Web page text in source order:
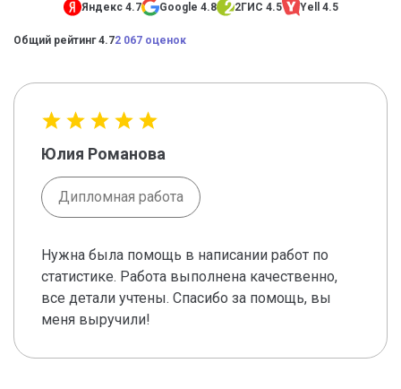
Яндекс 4.7 Google 4.8 2ГИС 4.5 Yell 4.5
Общий рейтинг 4.72 067 оценок
Юлия Романова
Дипломная работа
Нужна была помощь в написании работ по
статистике. Работа выполнена качественно,
все детали учтены. Спасибо за помощь, вы
меня выручили!